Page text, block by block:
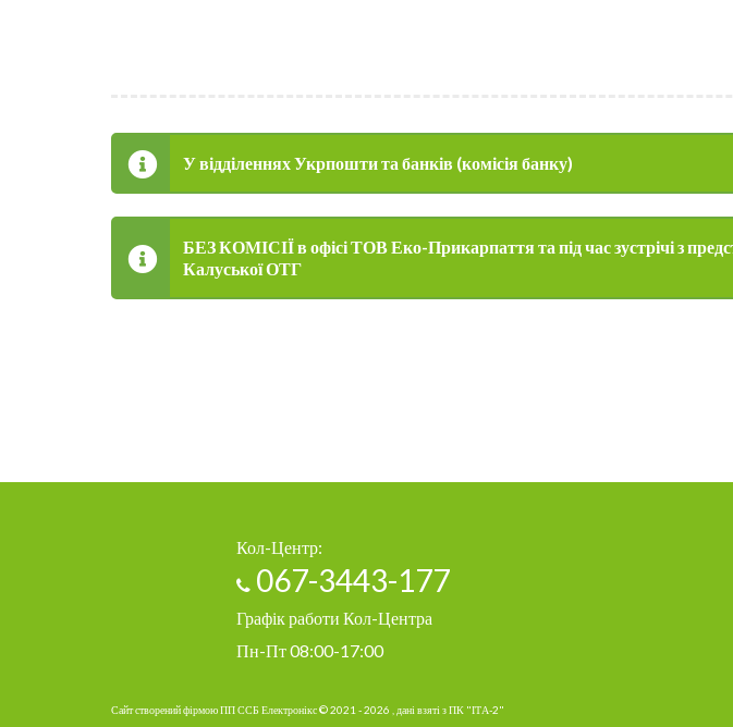
У відділеннях Укрпошти та банків (комісія банку)
БЕЗ КОМІСІЇ в офісі ТОВ Еко-Прикарпаття та під час зустрічі з
Калуської ОТГ
Кол-Центр:
067-3443-177
Графік работи Кол-Центра
Пн-Пт 08:00-17:00
Сайт створений фірмою ПП ССБ Електронікс © 2021 - 2026 , дані взяті з ПК "ІТА-2"